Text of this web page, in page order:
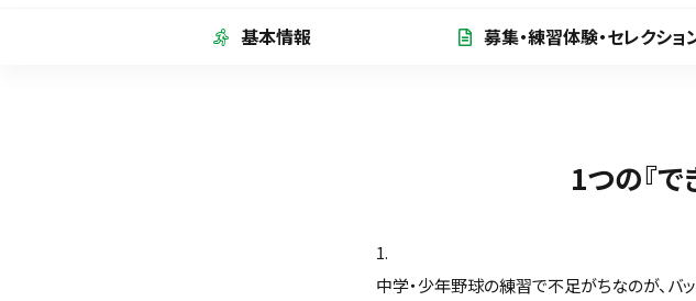
基本情報 募集・練習体験・セレクショ
1つの『で
1.
中学・少年野球の練習で不足がちなのが、バ